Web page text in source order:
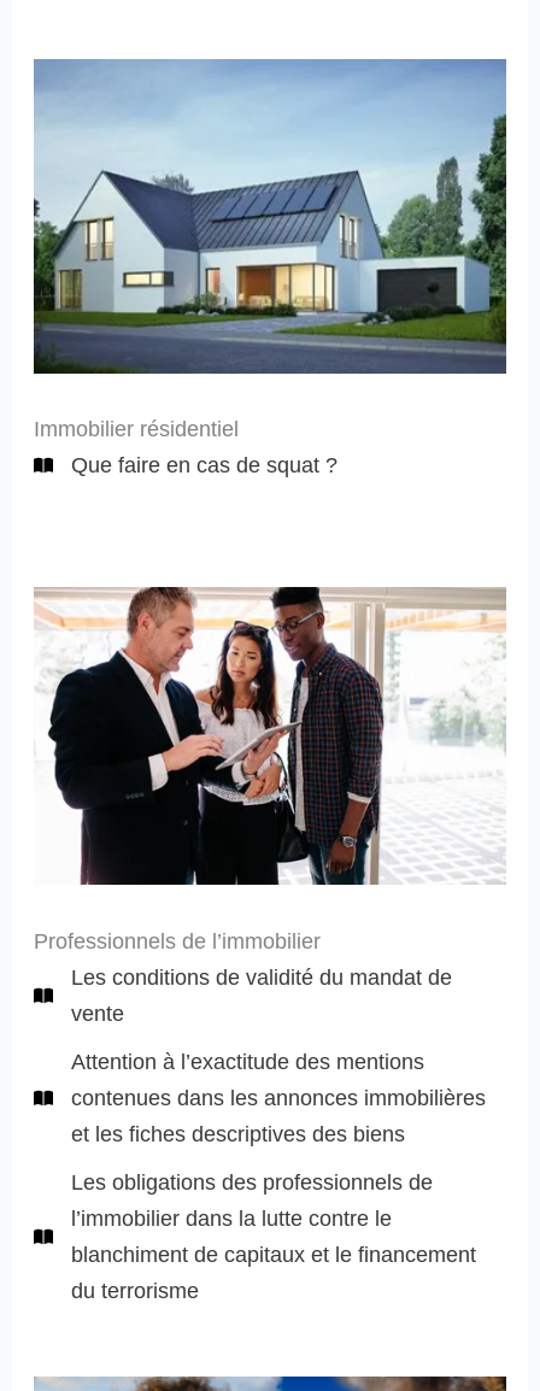
Immobilier résidentiel
Que faire en cas de squat ?
Professionnels de l’immobilier
Les conditions de validité du mandat de
vente
Attention à l’exactitude des mentions
contenues dans les annonces immobilières
et les fiches descriptives des biens
Les obligations des professionnels de
l’immobilier dans la lutte contre le
blanchiment de capitaux et le financement
du terrorisme